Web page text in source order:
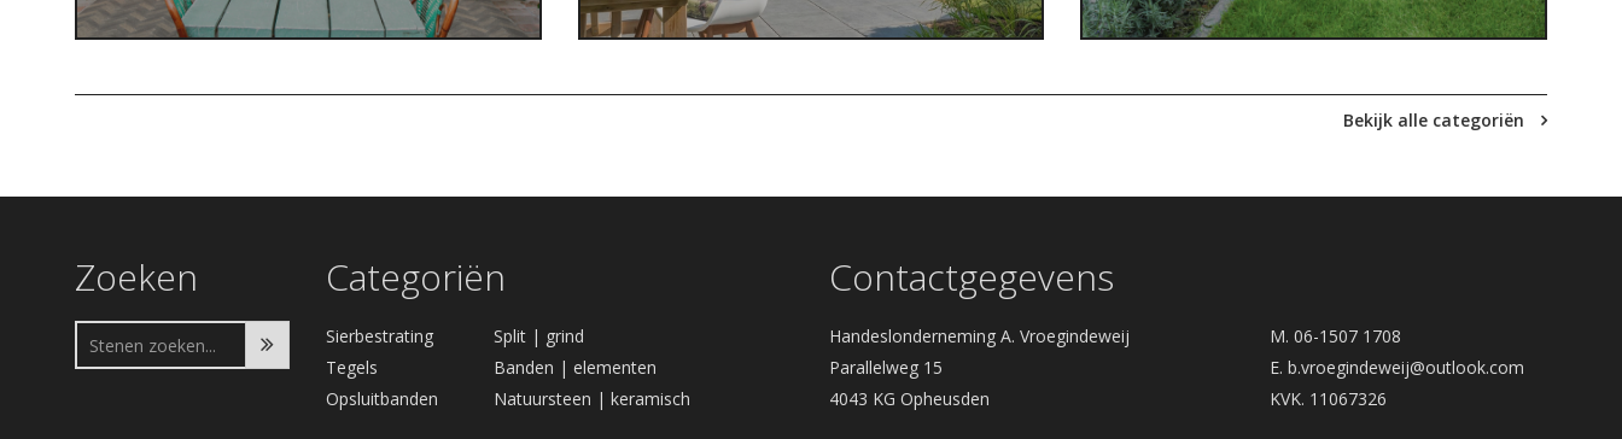
Bekijk alle categoriën
Zoeken Categoriën
Sierbestrating
Tegels
Opsluitbanden
Split | grind
Banden | elementen
Natuursteen | keramisch
Contactgegevens
Handeslonderneming A. Vroegindeweij
Parallelweg 15
4043 KG Opheusden
M. 06-1507 1708
E. b.vroegindeweij@outlook.com
KVK. 11067326